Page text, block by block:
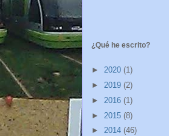
¿Qué he escrito?
► 2020 (1)
► 2019 (2)
► 2016 (1)
► 2015 (8)
► 2014 (46)